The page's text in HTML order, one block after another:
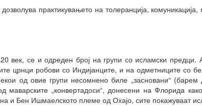
практикувањето на толеранција,
век, се и одреден број на групи со исламски предци.
црнци робови со Индијанците, и на одметниците со
од овие групи несомнено биле „засновани“
маварските „конвертадоси“, донесени на Флорида
и Бен Ишмаелското племе од Охајо, сите покажуваат